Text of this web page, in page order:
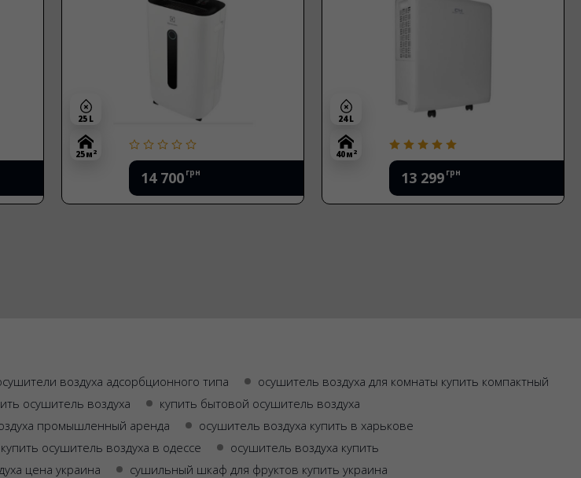
14 700 грн
25 L
25 м 2
13 299 грн
24 L
40 м 2
воздуха адсорбционного типа
осушитель воздуха для комнаты купить компактный
осушитель воздуха
купить бытовой осушитель воздуха
промышленный аренда
осушитель воздуха купить в харькове
купить осушитель воздуха в одессе
осушитель воздуха купить
цена украина сушильный шкаф для фруктов купить украина